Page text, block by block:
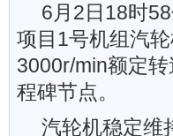
6月2日18时
项目1号机组汽
3000r/min额定
程碑节点。
汽轮机稳定维